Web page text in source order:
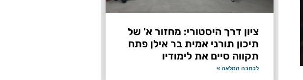
ציון דרך היסטורי: מחזור א' של
תיכון תורני אמית בר אילן פתח
תקווה סיים את לימודיו
לכתבה המלאה »